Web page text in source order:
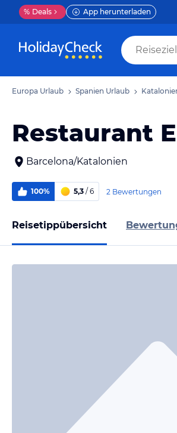
% Deals App herunterladen
Europa Urlaub Spanien Urlaub
Restaurant
Barcelona/Katalonien
100% 5,3 / 6 2 Bewertungen
Reisetippübersicht